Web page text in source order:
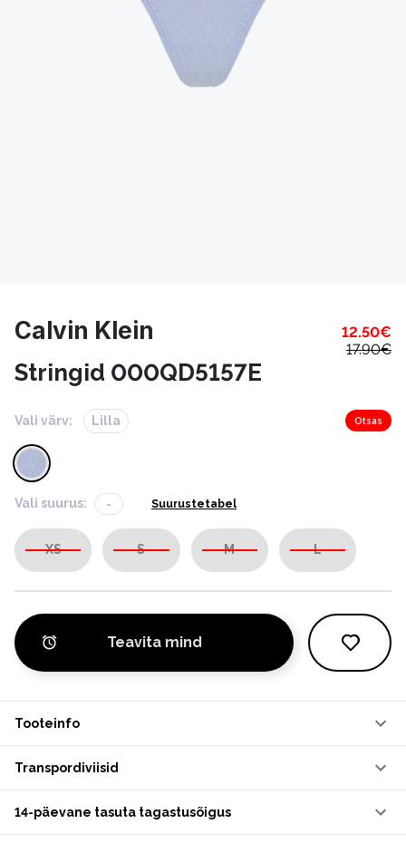
Calvin Klein 12.50€
17.90€
Stringid 000QD5157E
Vali värv: Lilla Otsas
Vali suurus: - Suurustetabel
XS S M L
Teavita mind
Tooteinfo
Transpordiviisid
14-päevane tasuta tagastusõigus